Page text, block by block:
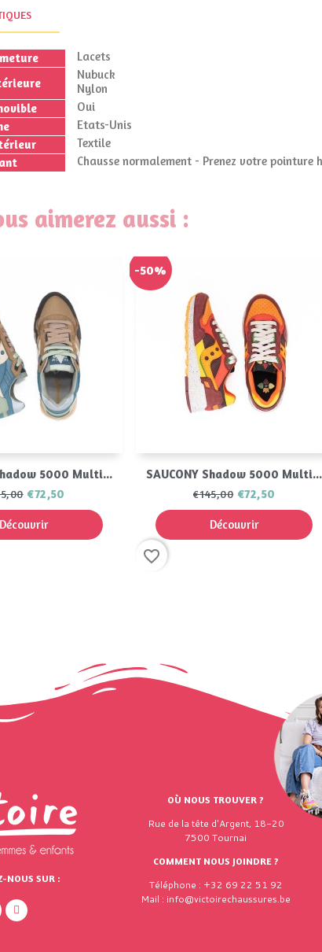
Lacets
Nubuck
Nylon
Oui
Etats-Unis
Textile
Chausse normalement - Prenez votre pointure
aimerez aussi :
rapide
5000 Multi...
€72,50
Découvrir
Aperçu rapide
SAUCONY Shadow 5000 Multi...
€145,00 €72,50
Découvrir
-50%
favorite_border
NOUS SUR :
OÙ NOUS TROUVER ?
Rue de la tête d'Argent, 18-20
7500 Tournai
COMMENT NOUS JOINDRE ?
Téléphone : +32 69 22 51 92
Mail : info@victoirechaussures.be